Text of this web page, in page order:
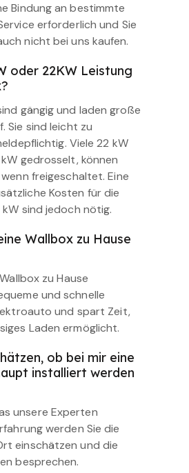
Bindung an bestimmte
erforderlich und Sie
nicht bei uns kaufen.
oder 22KW Leistung
gängig und laden große
Sie sind leicht zu
Viele 22 kW
kW gedrosselt, können
freigeschaltet. Eine
Kosten für die
sind jedoch nötig.
Wallbox zu Hause
zu Hause
und schnelle
und spart Zeit,
Laden ermöglicht.
ob bei mir eine
installiert werden
unsere Experten
werden Sie die
einschätzen und die
besprechen.